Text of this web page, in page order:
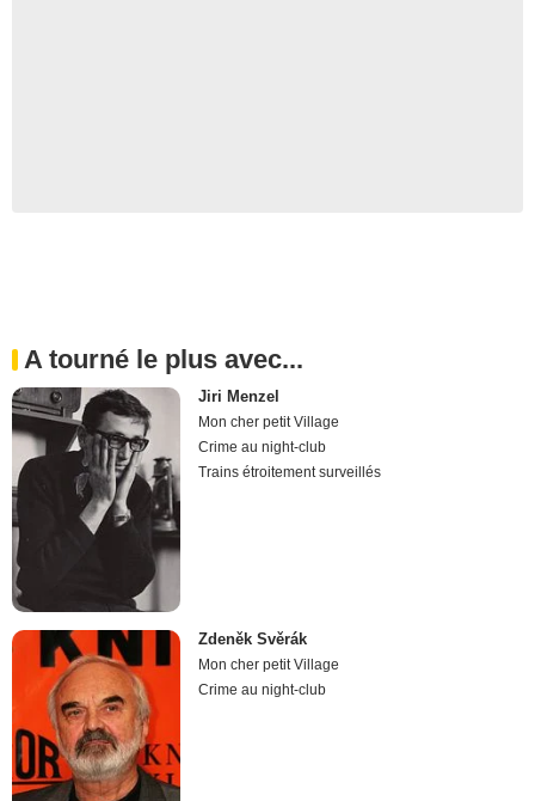
A tourné le plus avec...
Jiri Menzel
Mon cher petit Village
Crime au night-club
Trains étroitement surveillés
Zdeněk Svěrák
Mon cher petit Village
Crime au night-club